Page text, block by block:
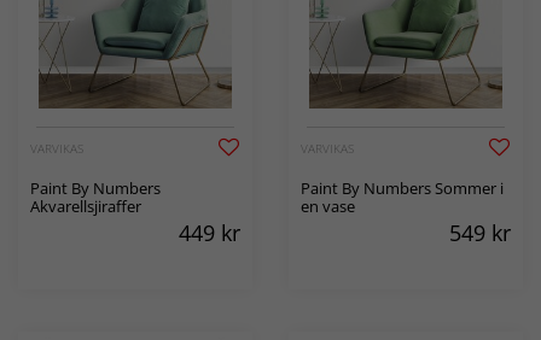
VARVIKAS
Paint By Numbers
Akvarellsjiraffer
449 kr
VARVIKAS
Paint By Numbers Sommer i
en vase
549 kr